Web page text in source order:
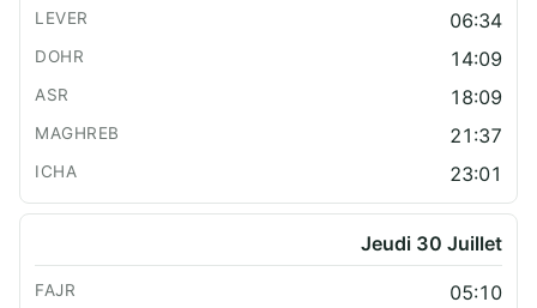
06:34
14:09
18:09
21:37
23:01
Jeudi 30 Juillet
05:10